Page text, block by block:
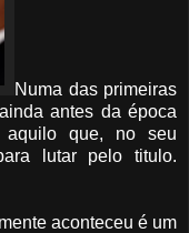
Numa das primeiras
antes da época
aquilo que, no seu
lutar pelo titulo.
aconteceu é um